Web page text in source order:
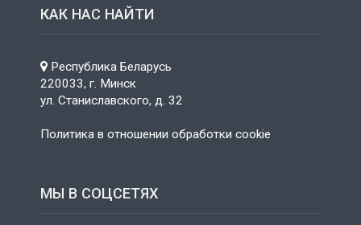
КАК НАС НАЙТИ
Республика Беларусь
220033, г. Минск
ул. Станиславского, д. 32
Политика в отношении обработки cookie
МЫ В СОЦСЕТЯХ